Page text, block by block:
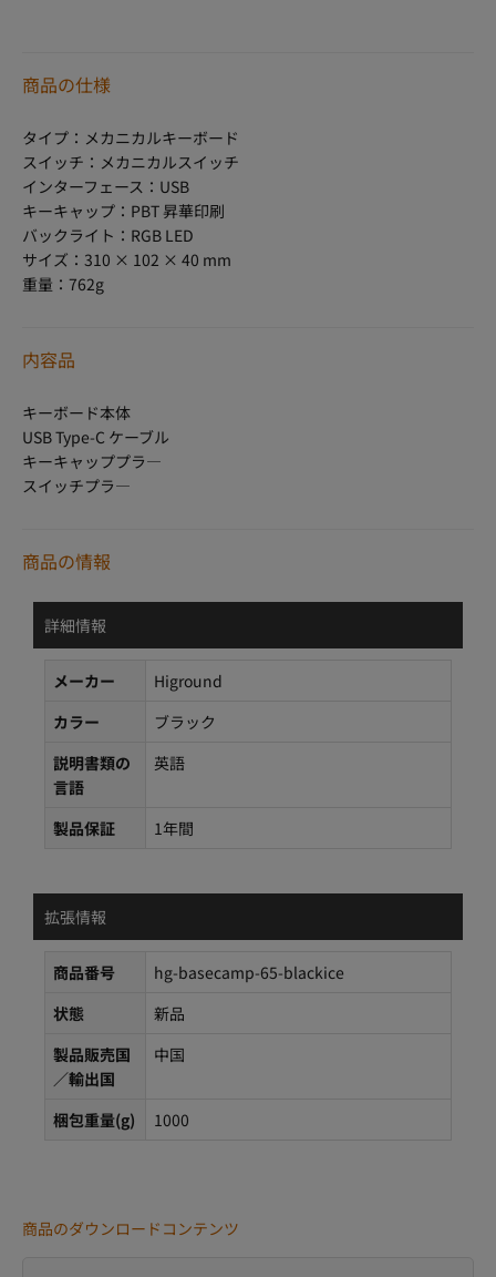
商品の仕様
タイプ：メカニカルキーボード
スイッチ：メカニカルスイッチ
インターフェース：USB
キーキャップ：PBT 昇華印刷
バックライト：RGB LED
サイズ：310 × 102 × 40 mm
重量：762g
内容品
キーボード本体
USB Type-C ケーブル
キーキャッププラ―
スイッチプラ―
商品の情報
詳細情報
メーカー
Higround
カラー
ブラック
説明書類の
言語
英語
製品保証 1年間
拡張情報
商品番号
hg-basecamp-65-blackice
状態
新品
製品販売国
／輸出国
中国
梱包重量(g) 1000
商品のダウンロードコンテンツ